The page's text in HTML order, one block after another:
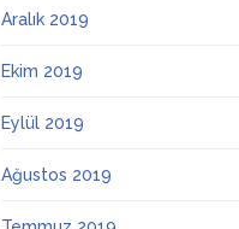
Aralık 2019
Ekim 2019
Eylül 2019
Ağustos 2019